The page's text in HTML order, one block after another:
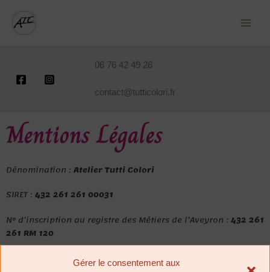
Gérer le consentement aux
06 76 42 49 26
contact@tutticolori.fr
Mentions Légales
Dénomination : Atelier Tutti Colori
SIRET : 432 261 261 00031
N° d’inscription au registre des Métiers de l’Aveyron : 432 261
261 RM 120